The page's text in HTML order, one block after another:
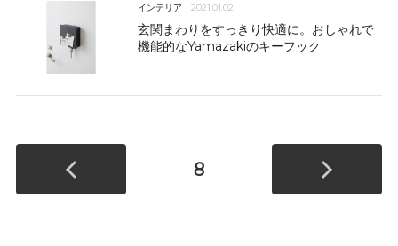
インテリア 2021.01.02
玄関まわりをすっきり快適に。おしゃれで
機能的なYamazakiのキーフック
8